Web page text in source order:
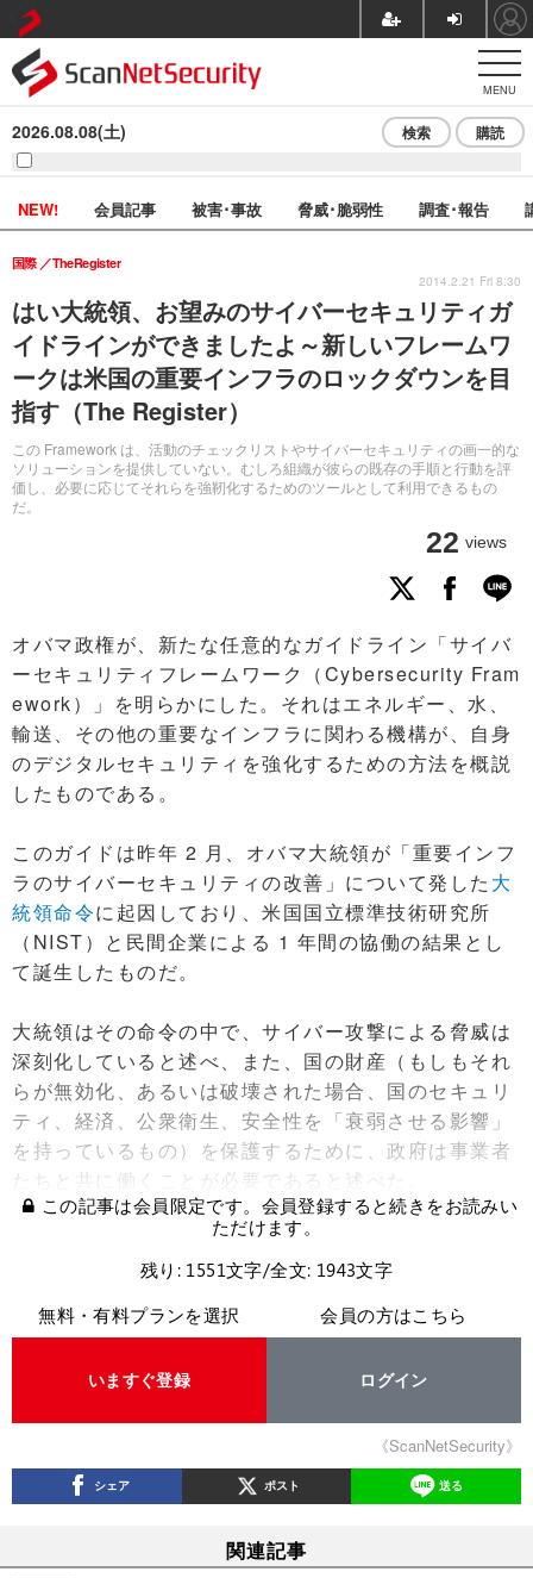
MENU
2026.08.08(土) 検索 購読
NEW! 会員記事 被害･事故 脅威･脆弱性 調査･報告
はい大統領、お望みのサイバーセキュリティガ
イドラインができましたよ～新しいフレームワ
ークは米国の重要インフラのロックダウンを目
指す（The Register）
この Framework は、活動のチェックリストやサイバーセキュリティの画一的な
ソリューションを提供していない。むしろ組織が彼らの既存の手順と行動を評
価し、必要に応じてそれらを強靭化するためのツールとして利用できるもの
だ。
国際 TheRegister
22 views
2014.2.21 Fri 8:30
オバマ政権が、新たな任意的なガイドライン「サイバ
ーセキュリティフレームワーク（Cybersecurity Fram
ework）」を明らかにした。それはエネルギー、水、
輸送、その他の重要なインフラに関わる機構が、自身
のデジタルセキュリティを強化するための方法を概説
したものである。
このガイドは昨年 2 月、オバマ大統領が「重要インフ
ラのサイバーセキュリティの改善」について発した 大
統領命令に起因しており、米国国立標準技術研究所
（NIST）と民間企業による 1 年間の協働の結果とし
て誕生したものだ。
大統領はその命令の中で、サイバー攻撃による脅威は
深刻化していると述べ、また、国の財産（もしもそれ
らが無効化、あるいは破壊された場合、国のセキュリ
ティ、経済、公衆衛生、安全性を「衰弱させる影響」
を持っているもの）を保護するために、政府は事業者
たちと共に働くことが必要であると述べた。
この記事は会員限定です。会員登録すると続きをお読みい
ただけます。
残り: 1551文字/全文: 1943文字
無料・有料プランを選択
いますぐ登録
会員の方はこちら
ログイン
《ScanNetSecurity》
シェア ポスト 送る
関連記事